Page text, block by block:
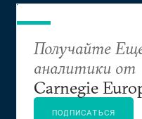
Получайте
аналитики от
Carnegie
ПОДПИСАТЬСЯ